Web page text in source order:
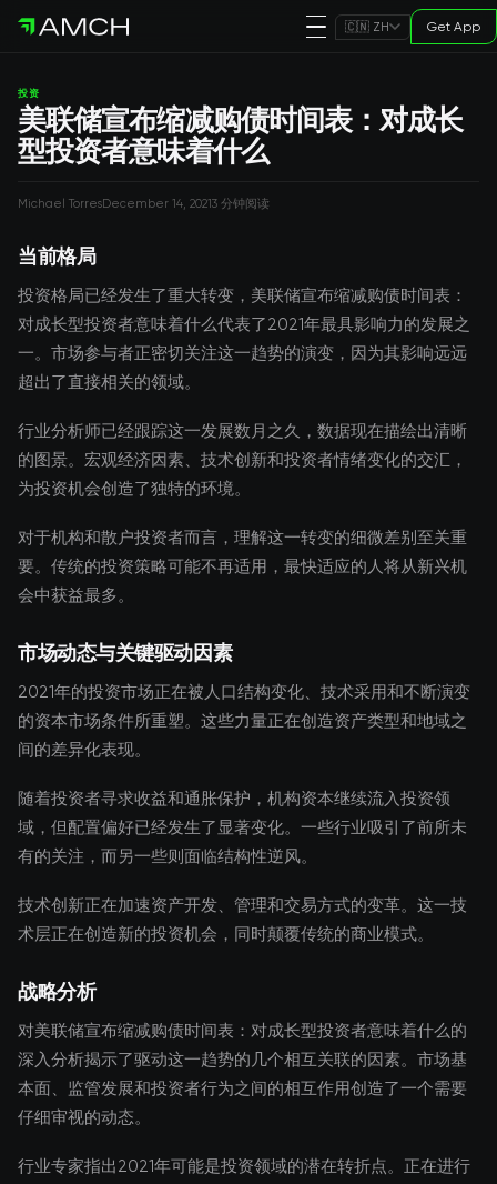
🇨🇳 ZH Get App
投资
美联储宣布缩减购债时间表：对成长
型投资者意味着什么
Michael TorresDecember 14, 20213 分钟阅读
当前格局
投资格局已经发生了重大转变，美联储宣布缩减购债时间表：
对成长型投资者意味着什么代表了2021年最具影响力的发展之
一。市场参与者正密切关注这一趋势的演变，因为其影响远远
超出了直接相关的领域。
行业分析师已经跟踪这一发展数月之久，数据现在描绘出清晰
的图景。宏观经济因素、技术创新和投资者情绪变化的交汇，
为投资机会创造了独特的环境。
对于机构和散户投资者而言，理解这一转变的细微差别至关重
要。传统的投资策略可能不再适用，最快适应的人将从新兴机
会中获益最多。
市场动态与关键驱动因素
2021年的投资市场正在被人口结构变化、技术采用和不断演变
的资本市场条件所重塑。这些力量正在创造资产类型和地域之
间的差异化表现。
随着投资者寻求收益和通胀保护，机构资本继续流入投资领
域，但配置偏好已经发生了显著变化。一些行业吸引了前所未
有的关注，而另一些则面临结构性逆风。
技术创新正在加速资产开发、管理和交易方式的变革。这一技
术层正在创造新的投资机会，同时颠覆传统的商业模式。
战略分析
对美联储宣布缩减购债时间表：对成长型投资者意味着什么的
深入分析揭示了驱动这一趋势的几个相互关联的因素。市场基
本面、监管发展和投资者行为之间的相互作用创造了一个需要
仔细审视的动态。
行业专家指出2021年可能是投资领域的潜在转折点。正在进行